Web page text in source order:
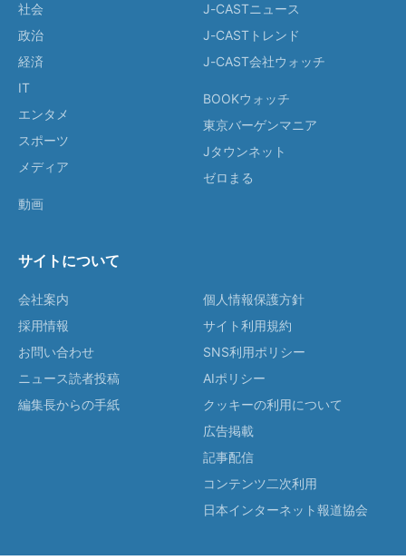
社会
政治
経済
IT
エンタメ
スポーツ
メディア
動画
J-CASTニュース
J-CASTトレンド
J-CAST会社ウォッチ
BOOKウォッチ
東京バーゲンマニア
Jタウンネット
ゼロまる
サイトについて
会社案内
採用情報
お問い合わせ
ニュース読者投稿
編集長からの手紙
個人情報保護方針
サイト利用規約
SNS利用ポリシー
AIポリシー
クッキーの利用について
広告掲載
記事配信
コンテンツ二次利用
日本インターネット報道協会